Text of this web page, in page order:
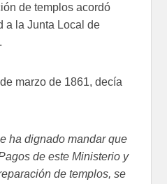
de templos acordó
a la Junta Local de
marzo de 1861, decía
ha dignado mandar que
de este Ministerio y
de templos, se